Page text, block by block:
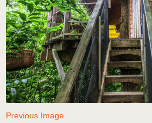
Previous Image